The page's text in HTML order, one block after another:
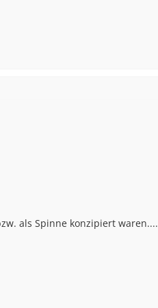
als Spinne konzipiert waren....